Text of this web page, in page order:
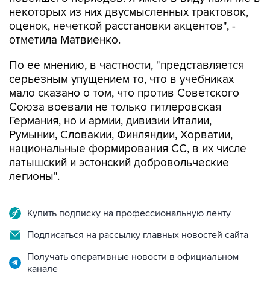
некоторых из них двусмысленных трактовок,
оценок, нечеткой расстановки акцентов", -
отметила Матвиенко.
По ее мнению, в частности, "представляется
серьезным упущением то, что в учебниках
мало сказано о том, что против Советского
Союза воевали не только гитлеровская
Германия, но и армии, дивизии Италии,
Румынии, Словакии, Финляндии, Хорватии,
национальные формирования СС, в их числе
латышский и эстонский добровольческие
легионы".
Купить подписку на профессиональную ленту
Подписаться на рассылку главных новостей сайта
Получать оперативные новости в официальном
канале